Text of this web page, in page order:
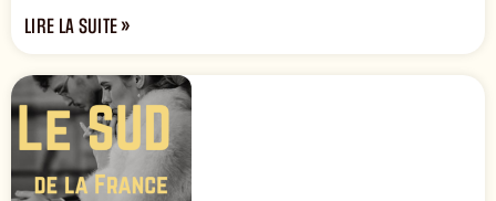
LIRE LA SUITE »